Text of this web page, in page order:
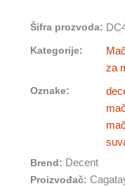
za
odrasle
mačke
i
Šifra prozvoda:
Kategorije:
za
Oznake:
Brend: Decent
Proizvođač: